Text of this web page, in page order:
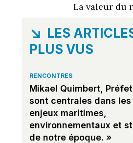
La valeur du
LES
PLUS VUS
RENCONTRES
Mikael Quimbert, Préfet
sont centrales dans
enjeux maritimes,
environnementaux et
de notre époque. »